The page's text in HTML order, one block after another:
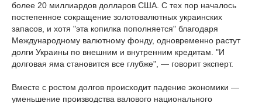
более 20 миллиардов долларов США. С тех пор началось
постепенное сокращение золотовалютных украинских
запасов, и хотя "эта копилка пополняется" благодаря
Международному валютному фонду, одновременно растут
долги Украины по внешним и внутренним кредитам. "И
долговая яма становится все глубже", — говорит эксперт.
Вместе с ростом долгов происходит падение экономики —
уменьшение производства валового национального